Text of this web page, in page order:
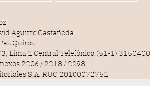
Aguirre Castañeda
Quiroz
Lima 1 Central Telefónica (51-1) 3150400
2206 / 2218 / 2298
S.A. RUC 20100072751